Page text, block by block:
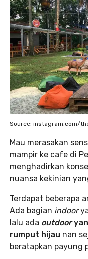
Source: instagram.com/
Mau merasakan
mampir ke cafe di
menghadirkan
nuansa kekinian
Terdapat beberapa
Ada bagian indoor
lalu ada outdoor
rumput hijau nan
beratapkan payung